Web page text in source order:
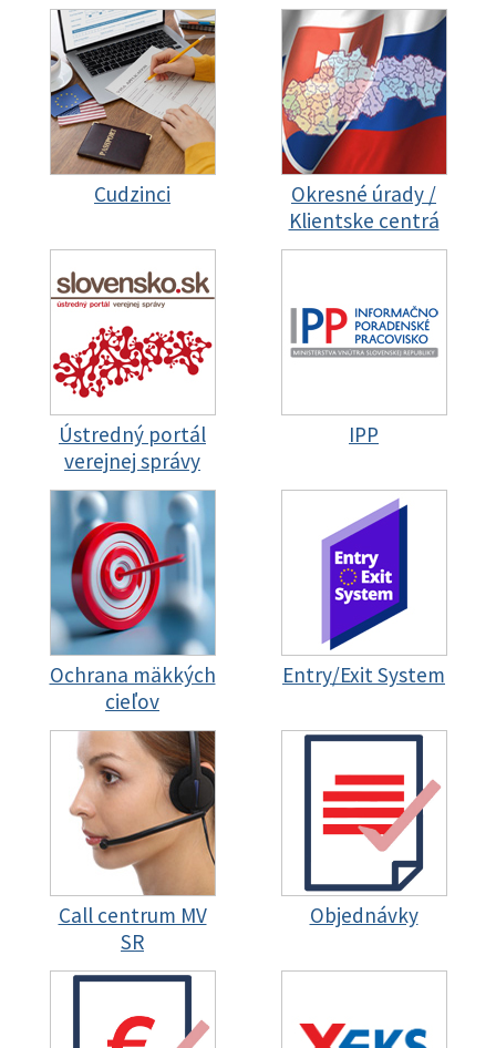
Cudzinci
Okresné úrady /
Klientske centrá
Ústredný portál
verejnej správy
IPP
Ochrana mäkkých
cieľov
Entry/Exit System
Call centrum MV
SR
Objednávky